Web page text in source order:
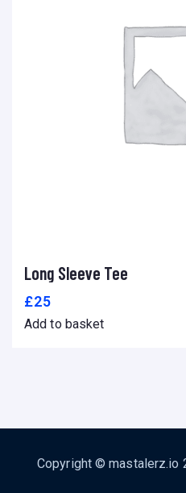
Add to basket Add to wishlist
Long Sleeve Tee
£25
Add to basket
Copyright © mastalerz.io